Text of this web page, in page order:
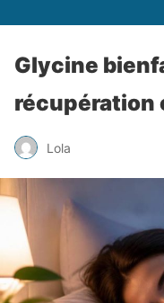
Glycine
récupération
Lola